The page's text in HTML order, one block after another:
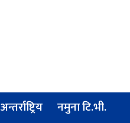
अन्तर्राष्ट्रिय
नमुना टि.भी.